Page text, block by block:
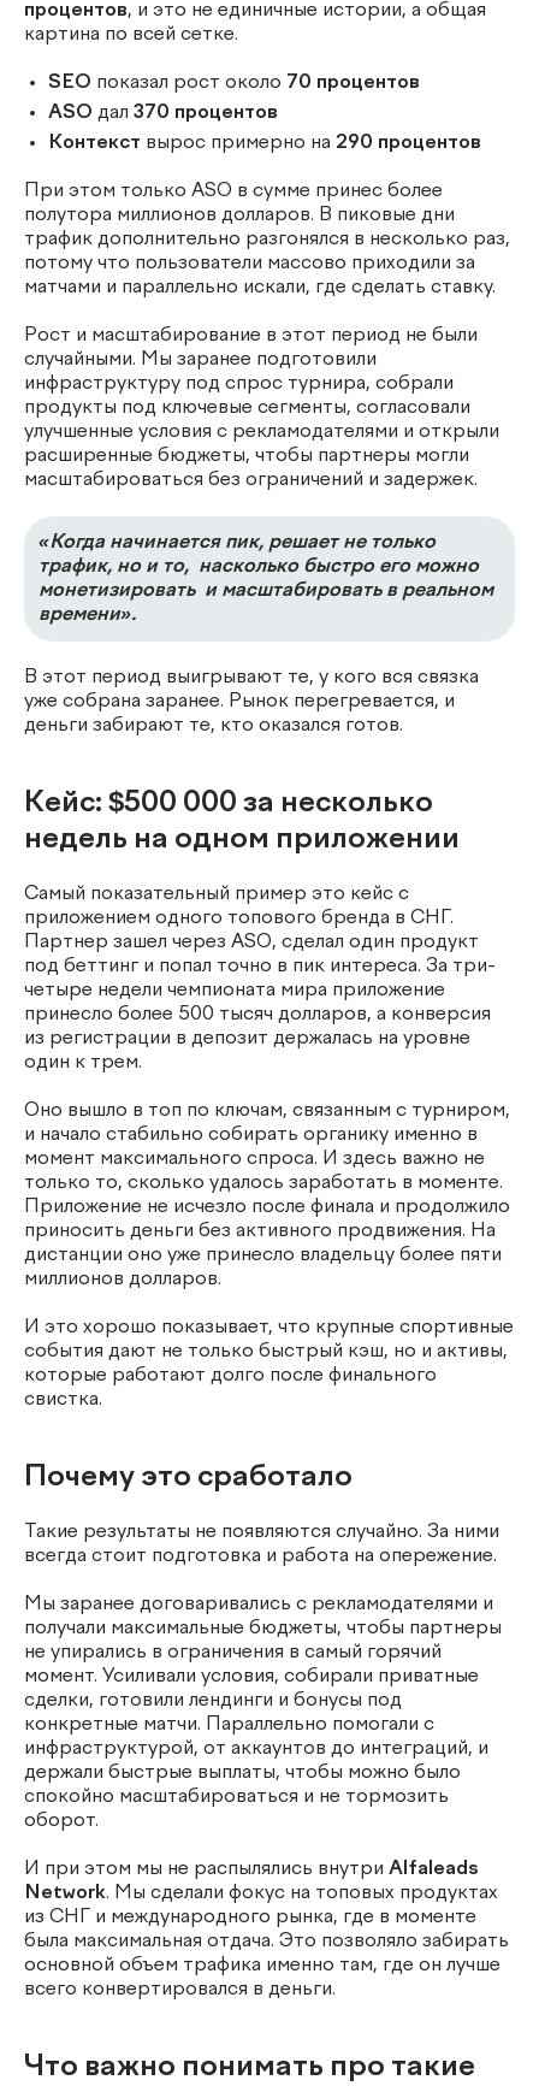
процентов, и это не единичные истории, а общая
картина по всей сетке.
SEO показал рост около 70 процентов
ASO дал 370 процентов
Контекст вырос примерно на 290 процентов
При этом только ASO в сумме принес более
полутора миллионов долларов. В пиковые дни
трафик дополнительно разгонялся в несколько раз,
потому что пользователи массово приходили за
матчами и параллельно искали, где сделать ставку.
Рост и масштабирование в этот период не были
случайными. Мы заранее подготовили
инфраструктуру под спрос турнира, собрали
продукты под ключевые сегменты, согласовали
улучшенные условия с рекламодателями и открыли
расширенные бюджеты, чтобы партнеры могли
масштабироваться без ограничений и задержек.
«Когда начинается пик, решает не только
трафик, но и то, насколько быстро его можно
монетизировать и масштабировать в реальном
времени».
В этот период выигрывают те, у кого вся связка
уже собрана заранее. Рынок перегревается, и
деньги забирают те, кто оказался готов.
Кейс: $500 000 за несколько
недель на одном приложении
Самый показательный пример это кейс с
приложением одного топового бренда в СНГ.
Партнер зашел через ASO, сделал один продукт
под беттинг и попал точно в пик интереса. За три-
четыре недели чемпионата мира приложение
принесло более 500 тысяч долларов, а конверсия
из регистрации в депозит держалась на уровне
один к трем.
Оно вышло в топ по ключам, связанным с турниром,
и начало стабильно собирать органику именно в
момент максимального спроса. И здесь важно не
только то, сколько удалось заработать в моменте.
Приложение не исчезло после финала и продолжило
приносить деньги без активного продвижения. На
дистанции оно уже принесло владельцу более пяти
миллионов долларов.
И это хорошо показывает, что крупные спортивные
события дают не только быстрый кэш, но и активы,
которые работают долго после финального
свистка.
Почему это сработало
Такие результаты не появляются случайно. За ними
всегда стоит подготовка и работа на опережение.
Мы заранее договаривались с рекламодателями и
получали максимальные бюджеты, чтобы партнеры
не упирались в ограничения в самый горячий
момент. Усиливали условия, собирали приватные
сделки, готовили лендинги и бонусы под
конкретные матчи. Параллельно помогали с
инфраструктурой, от аккаунтов до интеграций, и
держали быстрые выплаты, чтобы можно было
спокойно масштабироваться и не тормозить
оборот.
И при этом мы не распылялись внутри Alfaleads
Network. Мы сделали фокус на топовых продуктах
из СНГ и международного рынка, где в моменте
была максимальная отдача. Это позволяло забирать
основной объем трафика именно там, где он лучше
всего конвертировался в деньги.
Что важно понимать про такие